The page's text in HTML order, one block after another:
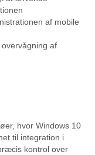
af mobile
af
hvor Windows 10
til integration i
kontrol over